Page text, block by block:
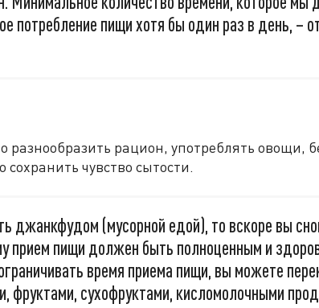
потребление пищи хотя бы один раз в день, –
разнообразить рацион, употреблять овощи,
чувство сытости.
джанкфудом (мусорной едой), то вскоре вы
прием пищи должен быть полноценным и
время приема пищи, вы можете
фруктами, сухофруктами, кисломолочными